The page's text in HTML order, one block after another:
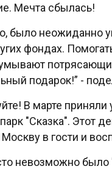
Мечта сбылась!
было неожиданно
фондах.
подарок!” -
В марте
"Сказка". Этот
в гости и
невозможно было